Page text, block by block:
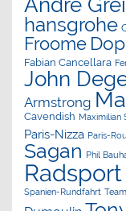
Andre
hansgrohe
Froome
Fabian Cancellara
John
Armstrong
Cavendish Maximilian
Paris-Nizza Paris-
Sagan Phil
Radsport
Spanien-Rundfahrt